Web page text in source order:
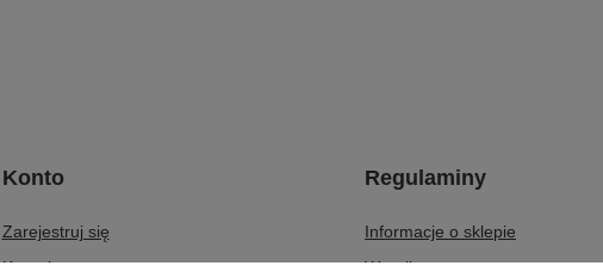
Konto
Zarejestruj się
Koszyk
Regulaminy
Informacje o sklepie
Wysyłka